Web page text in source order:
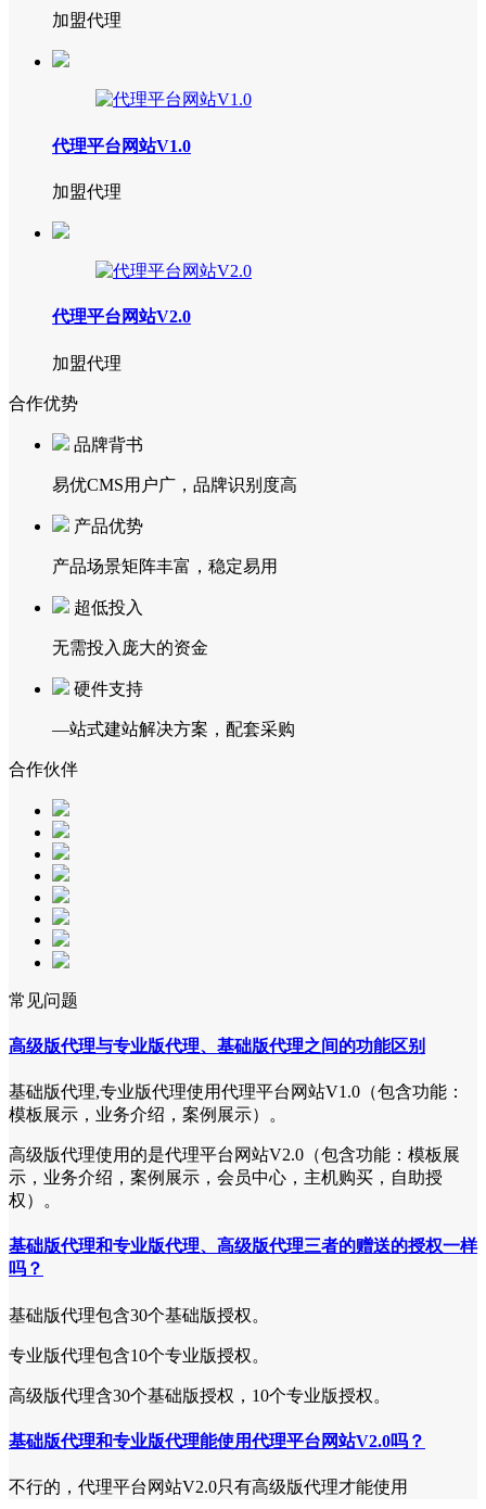
加盟代理
代理平台网站V1.0
加盟代理
代理平台网站V2.0
加盟代理
合作优势
品牌背书
易优CMS用户广，品牌识别度高
产品优势
产品场景矩阵丰富，稳定易用
超低投入
无需投入庞大的资金
硬件支持
—站式建站解决方案，配套采购
合作伙伴
常见问题
高级版代理与专业版代理、基础版代理之间的功能区别
基础版代理,专业版代理使用代理平台网站V1.0（包含功能：
模板展示，业务介绍，案例展示）。
高级版代理使用的是代理平台网站V2.0（包含功能：模板展
示，业务介绍，案例展示，会员中心，主机购买，自助授
权）。
基础版代理和专业版代理、高级版代理三者的赠送的授权一样
吗？
基础版代理包含30个基础版授权。
专业版代理包含10个专业版授权。
高级版代理含30个基础版授权，10个专业版授权。
基础版代理和专业版代理能使用代理平台网站V2.0吗？
不行的，代理平台网站V2.0只有高级版代理才能使用